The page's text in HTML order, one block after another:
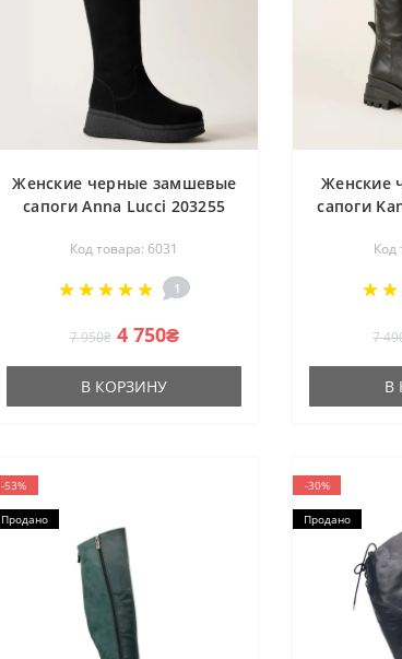
Женские черные замшевые
сапоги Anna Lucci 203255
платформе, с утеплением
Код товара: 6031
1
7 950₴ 4 750₴
В КОРЗИНУ
Женские
сапоги
Код
7
В
-53%
Продано
-30%
Продано